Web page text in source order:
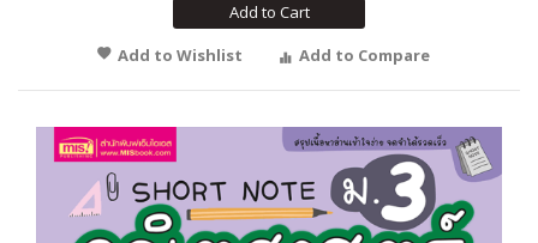
Add to Cart
Add to Wishlist
Add to Compare